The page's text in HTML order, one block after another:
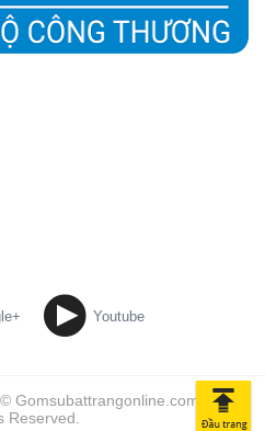
Youtube
Gomsubattrangonline.com | All
Reserved.